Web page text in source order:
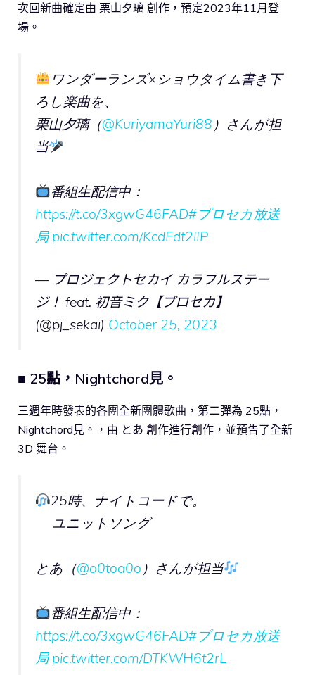
次回新曲確定由 栗山夕璃 創作，預定2023年11月登
場。
ワンダーランズ×ショウタイム書き下
ろし楽曲を、
栗山夕璃（@KuriyamaYuri88 ）さんが担
当
番組生配信中：
https://t.co/3xgwG46FAD#プロセカ放送
局 pic.twitter.com/KcdEdt2lIP
— プロジェクトセカイ カラフルステー
ジ！ feat. 初音ミク【プロセカ】
(@pj_sekai) October 25, 2023
■ 25點，Nightchord見。
三週年時發表的各團全新團體歌曲，第二彈為 25點，
Nightchord見。，由 とあ 創作進行創作，並預告了全新
3D 舞台。
25時、ナイトコードで。
ユニットソング
とあ（@o0toa0o ）さんが担当
番組生配信中：
https://t.co/3xgwG46FAD#プロセカ放送
局 pic.twitter.com/DTKWH6t2rL